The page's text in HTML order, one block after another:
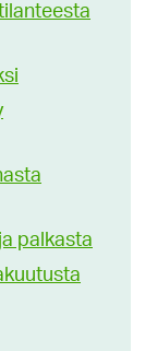
palkasta